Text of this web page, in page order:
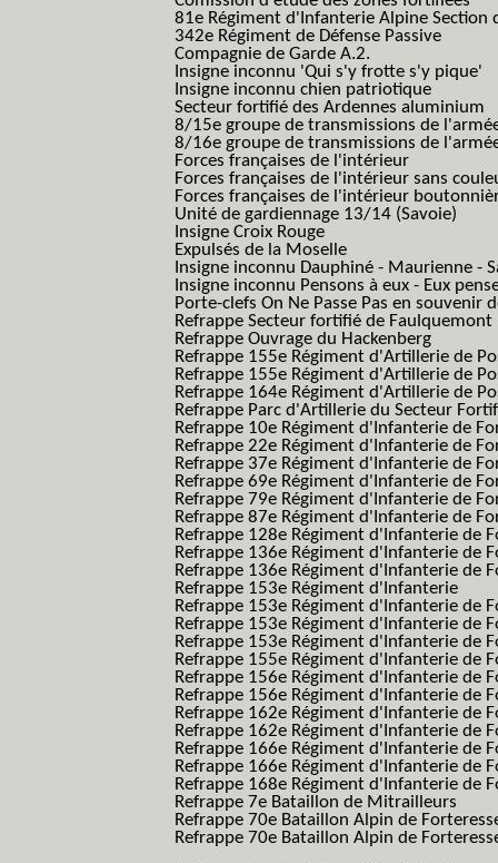
81e Régiment d'Infanterie Alpine Section
342e Régiment de Défense Passive
Compagnie de Garde A.2.
Insigne inconnu 'Qui s'y frotte s'y pique'
Insigne inconnu chien patriotique
Secteur fortifié des Ardennes aluminium
8/15e groupe de transmissions de
8/16e groupe de transmissions de
Forces françaises de l'intérieur
Forces françaises de l'intérieur sans
Forces françaises de l'intérieur
Unité de gardiennage 13/14 (Savoie)
Insigne Croix Rouge
Expulsés de la Moselle
Insigne inconnu Dauphiné - Maurienne -
Insigne inconnu Pensons à eux - Eux
Porte-clefs On Ne Passe Pas en souvenir
Refrappe Secteur fortifié de Faulquemont
Refrappe Ouvrage du Hackenberg
Refrappe 155e Régiment d'Artillerie de
Refrappe 155e Régiment d'Artillerie de
Refrappe 164e Régiment d'Artillerie de
Refrappe Parc d'Artillerie du Secteur
Refrappe 10e Régiment d'Infanterie de
Refrappe 22e Régiment d'Infanterie de
Refrappe 37e Régiment d'Infanterie de
Refrappe 69e Régiment d'Infanterie de
Refrappe 79e Régiment d'Infanterie de
Refrappe 87e Régiment d'Infanterie de
Refrappe 128e Régiment d'Infanterie de
Refrappe 136e Régiment d'Infanterie de
Refrappe 136e Régiment d'Infanterie de
Refrappe 153e Régiment d'Infanterie
Refrappe 153e Régiment d'Infanterie de
Refrappe 153e Régiment d'Infanterie de
Refrappe 153e Régiment d'Infanterie de
Refrappe 155e Régiment d'Infanterie de
Refrappe 156e Régiment d'Infanterie de
Refrappe 156e Régiment d'Infanterie de
Refrappe 162e Régiment d'Infanterie de
Refrappe 162e Régiment d'Infanterie de
Refrappe 166e Régiment d'Infanterie de
Refrappe 166e Régiment d'Infanterie de
Refrappe 168e Régiment d'Infanterie de
Refrappe 7e Bataillon de Mitrailleurs
Refrappe 70e Bataillon Alpin de
Refrappe 70e Bataillon Alpin de